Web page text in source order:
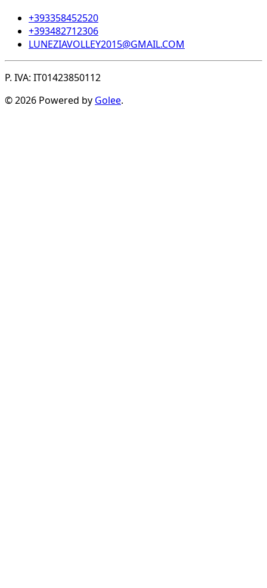
+393358452520
+393482712306
LUNEZIAVOLLEY2015@GMAIL.COM
P. IVA: IT01423850112
© 2026 Powered by Golee.